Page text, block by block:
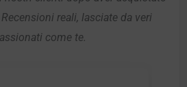
reali, lasciate da veri
come te.